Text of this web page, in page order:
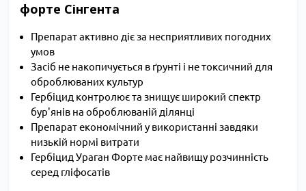
форте Сінгента
Препарат активно діє за несприятливих погодних
умов
Засіб не накопичується в ґрунті і не токсичний для
оброблюваних культур
Гербіцид контролює та знищує широкий спектр
бур'янів на оброблюваній ділянці
Препарат економічний у використанні завдяки
низькій нормі витрати
Гербіцид Ураган Форте має найвищу розчинність
серед гліфосатів